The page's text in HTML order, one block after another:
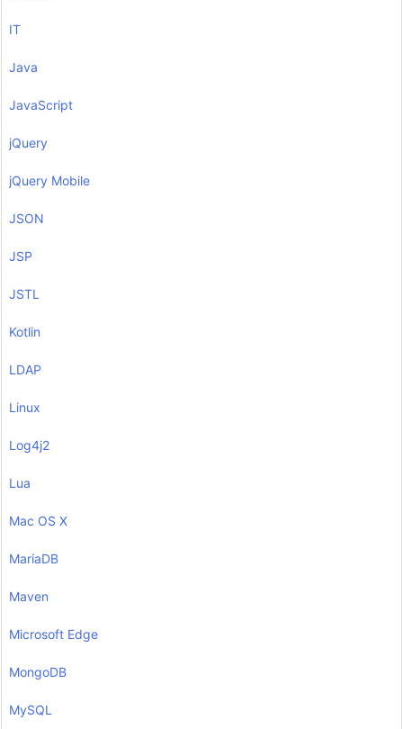
IT
Java
JavaScript
jQuery
jQuery Mobile
JSON
JSP
JSTL
Kotlin
LDAP
Linux
Log4j2
Lua
Mac OS X
MariaDB
Maven
Microsoft Edge
MongoDB
MySQL